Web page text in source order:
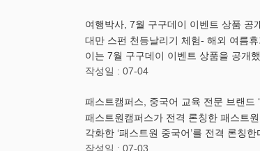
여행박사, 7월 구구데이 이벤트 상품 공
대만 스펀 천등날리기 체험- 해외 여름
이는 7월 구구데이 이벤트 상품을 공개
작성일 : 07-04
패스트캠퍼스, 중국어 교육 전문 브랜드
패스트원캠퍼스가 전격 론칭한 패스트
각화한 ‘패스트원 중국어’를 전격 론칭
작성일 : 07-03